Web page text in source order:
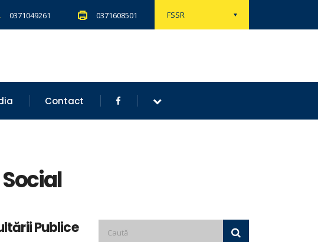
FSSR
0371049261 0371608501
Contact
Publice